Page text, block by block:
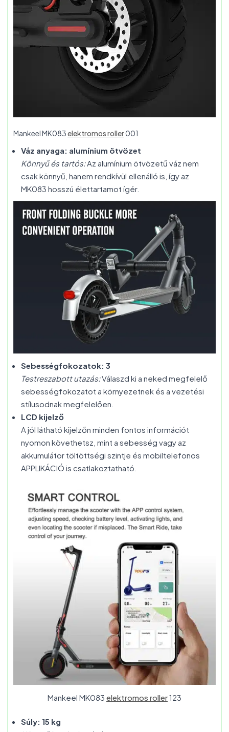
Mankeel MK083elektromos roller001
Váz anyaga: alumínium ötvözet
Könnyű és tartós:Az alumínium ötvözetű váz nem
csak könnyű, hanem rendkívül ellenálló is, így az
MK083 hosszú élettartamot ígér.
Sebességfokozatok: 3
Testreszabott utazás:Válaszd ki a neked megfelelő
sebességfokozatot a környezetnek és a vezetési
stílusodnak megfelelően.
LCD kijelző
A jól látható kijelzőn minden fontos információt
nyomon követhetsz, mint a sebesség vagy az
akkumulátor töltöttségi szintje és mobiltelefonos
APPLIKÁCIÓ is csatlakoztatható.
Mankeel MK083 elektromos roller123
Súly: 15 kg